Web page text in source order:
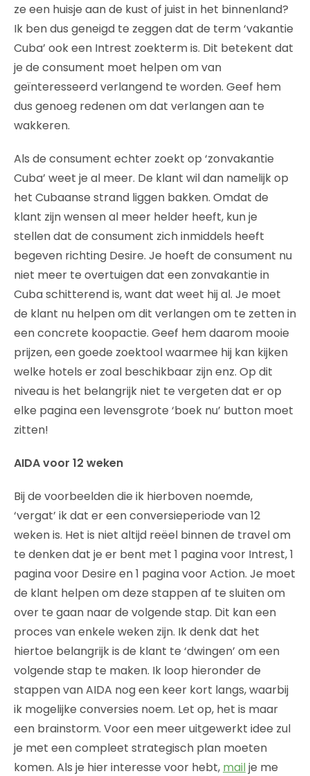
ze een huisje aan de kust of juist in het binnenland?
Ik ben dus geneigd te zeggen dat de term ‘vakantie
Cuba’ ook een Intrest zoekterm is. Dit betekent dat
je de consument moet helpen om van
geïnteresseerd verlangend te worden. Geef hem
dus genoeg redenen om dat verlangen aan te
wakkeren.
Als de consument echter zoekt op ‘zonvakantie
Cuba’ weet je al meer. De klant wil dan namelijk op
het Cubaanse strand liggen bakken. Omdat de
klant zijn wensen al meer helder heeft, kun je
stellen dat de consument zich inmiddels heeft
begeven richting Desire. Je hoeft de consument nu
niet meer te overtuigen dat een zonvakantie in
Cuba schitterend is, want dat weet hij al. Je moet
de klant nu helpen om dit verlangen om te zetten in
een concrete koopactie. Geef hem daarom mooie
prijzen, een goede zoektool waarmee hij kan kijken
welke hotels er zoal beschikbaar zijn enz. Op dit
niveau is het belangrijk niet te vergeten dat er op
elke pagina een levensgrote ‘boek nu’ button moet
zitten!
AIDA voor 12 weken
Bij de voorbeelden die ik hierboven noemde,
‘vergat’ ik dat er een conversieperiode van 12
weken is. Het is niet altijd reëel binnen de travel om
te denken dat je er bent met 1 pagina voor Intrest, 1
pagina voor Desire en 1 pagina voor Action. Je moet
de klant helpen om deze stappen af te sluiten om
over te gaan naar de volgende stap. Dit kan een
proces van enkele weken zijn. Ik denk dat het
hiertoe belangrijk is de klant te ‘dwingen’ om een
volgende stap te maken. Ik loop hieronder de
stappen van AIDA nog een keer kort langs, waarbij
ik mogelijke conversies noem. Let op, het is maar
een brainstorm. Voor een meer uitgewerkt idee zul
je met een compleet strategisch plan moeten
komen. Als je hier interesse voor hebt, mailje me